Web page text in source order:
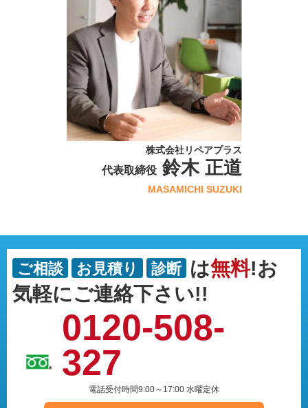
株式会社リペアプラス
代表取締役鈴木 正道
MASAMICHI SUZUKI
ご相談 お見積り 診断 は無料!お
気軽にご連絡下さい!!
0120-508-
327
電話受付時間9:00～17:00 水曜定休